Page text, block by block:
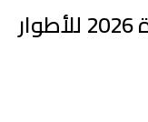
كشف نتائج مسابقة الأساتذة 2026 للأطوار